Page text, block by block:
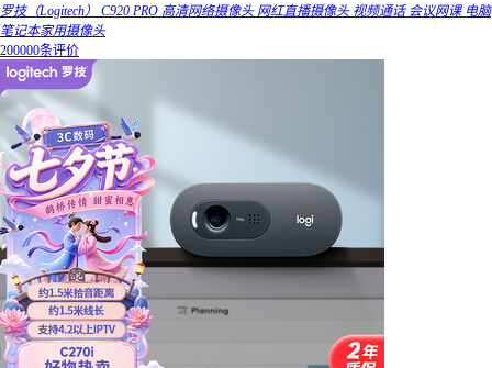
罗技（Logitech） C920 PRO 高清网络摄像头 网红直播摄像头 视频通话 会议网课 电脑
笔记本家用摄像头
200000条评价